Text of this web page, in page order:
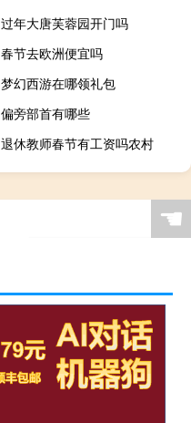
过年大唐芙蓉园开门吗
春节去欧洲便宜吗
梦幻西游在哪领礼包
偏旁部首有哪些
退休教师春节有工资吗农村
☚